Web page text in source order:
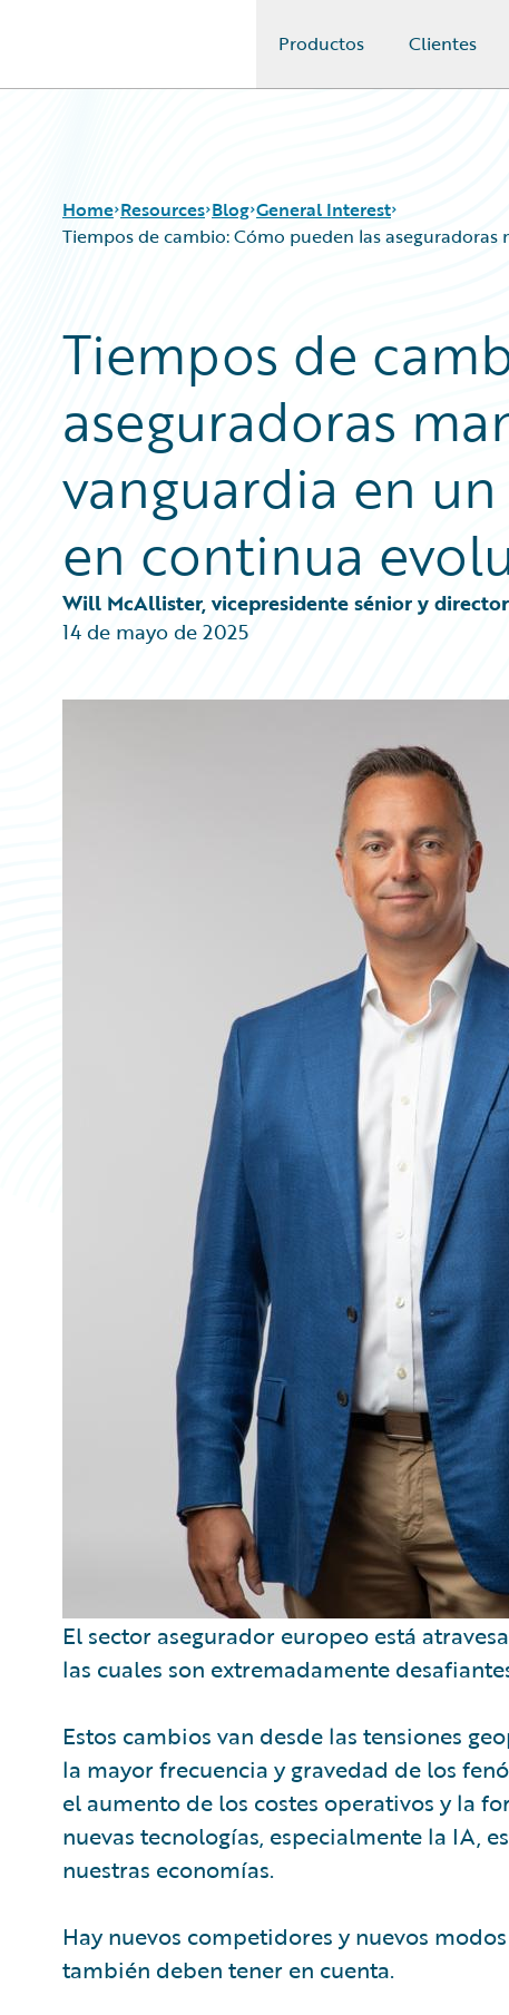
Productos Clientes
Home Resources
Guidewire Conversations
Podcasts
Help and Support
Insurance Technology FAQ
Blog
Best Practices
Careers
Developers
General Interest
Intelligent Experience
Partner Perspective
Trends
General Interest
Tiempos de cambio: Cómo pueden las
Tiempos de
aseguradoras
vanguardia en
en continua
Will McAllister, vicepresidente sénior y
14 de mayo de 2025
El sector asegurador europeo está
las cuales son extremadamente
Estos cambios van desde las tensiones
la mayor frecuencia y gravedad de los
el aumento de los costes operativos y la
nuevas tecnologías, especialmente la IA,
nuestras economías.
Hay nuevos competidores y nuevos
también deben tener en cuenta.